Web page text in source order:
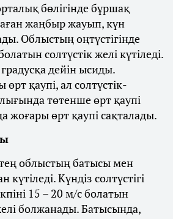
бөлігінде бұршақ
жаңбыр жауып, күн
Облыстың оңтүстігінде
солтүстік желі күтіледі.
дейін ысиды.
қаупі, ал солтүстік-
төтенше өрт қаупі
жоғары өрт қаупі сақталады.
облыстың батысы мен
күтіледі. Күндіз солтүстігі
15 – 20 м/с болатын
болжанады. Батысында,